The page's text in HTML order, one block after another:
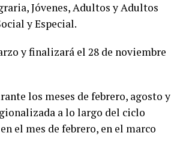
Jóvenes, Adultos y Adultos
y Especial.
y finalizará el 28 de noviembre
los meses de febrero, agosto y
a lo largo del ciclo
el mes de febrero, en el marco